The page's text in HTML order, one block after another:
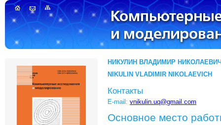
НИКУЛИН ВЛАДИМИР
NIKULIN VLADIMIR NIKOLAEVICH
Контакты
E-mail: vnikulin.uq@gmail.com
Основное место